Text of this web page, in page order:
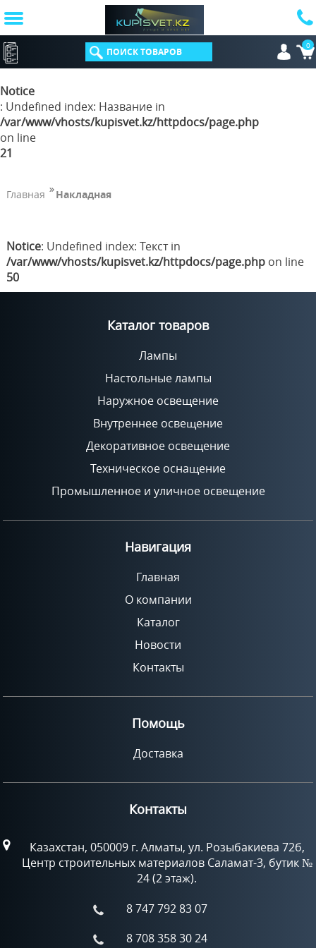
Notice
: Undefined index: Название in
/var/www/vhosts/kupisvet.kz/httpdocs/page.php
on line
21
КАТАЛОГ 0
Главная Накладная
Notice: Undefined index: Текст in
/var/www/vhosts/kupisvet.kz/httpdocs/page.phpon line
50
Каталог товаров
Лампы
Настольные лампы
Наружное освещение
Внутреннее освещение
Декоративное освещение
Техническое оснащение
Промышленное и уличное освещение
Навигация
Главная
О компании
Каталог
Новости
Контакты
Помощь
Доставка
Контакты
Казахстан, 050009 г. Алматы, ул. Розыбакиева 72б,
Центр строительных материалов Саламат-3, бутик №
24 (2 этаж).
8 747 792 83 07
8 708 358 30 24